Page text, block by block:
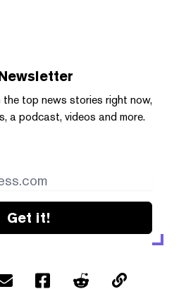
top news stories right now,
a podcast, videos and more.
Get it!